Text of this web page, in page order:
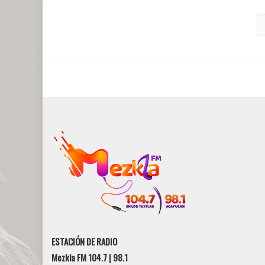
ESTACIÓN DE RADIO
Mezkla FM 104.7 | 98.1